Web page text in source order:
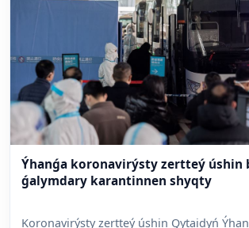
Ýhanǵa koronavirýsty zertteý úshin
ǵalymdary karantinnen shyqty
Koronavirýsty zertteý úshin Qytaidyń